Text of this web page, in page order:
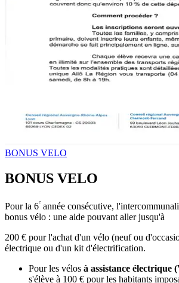
BONUS VELO
BONUS VELO
Pour la 6ᵉ année consécutive,
bonus vélo : une aide pouvant aller jusqu'à
200 € pour l'achat d'un vélo (neuf ou
électrique ou d'un kit d'électrification.
Pour les vélos à assistance électrique
s'élève à 100 € pour les habitants